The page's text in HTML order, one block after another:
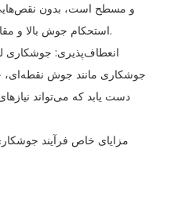
و مسطح است، بدون نقص‌هایی
استحکام جوش بالا و مقاومت در برابر خوردگی خوب است.
انعطاف‌پذیری: جوشکاری
جوشکاری مانند جوش
دست یابد که می‌تواند